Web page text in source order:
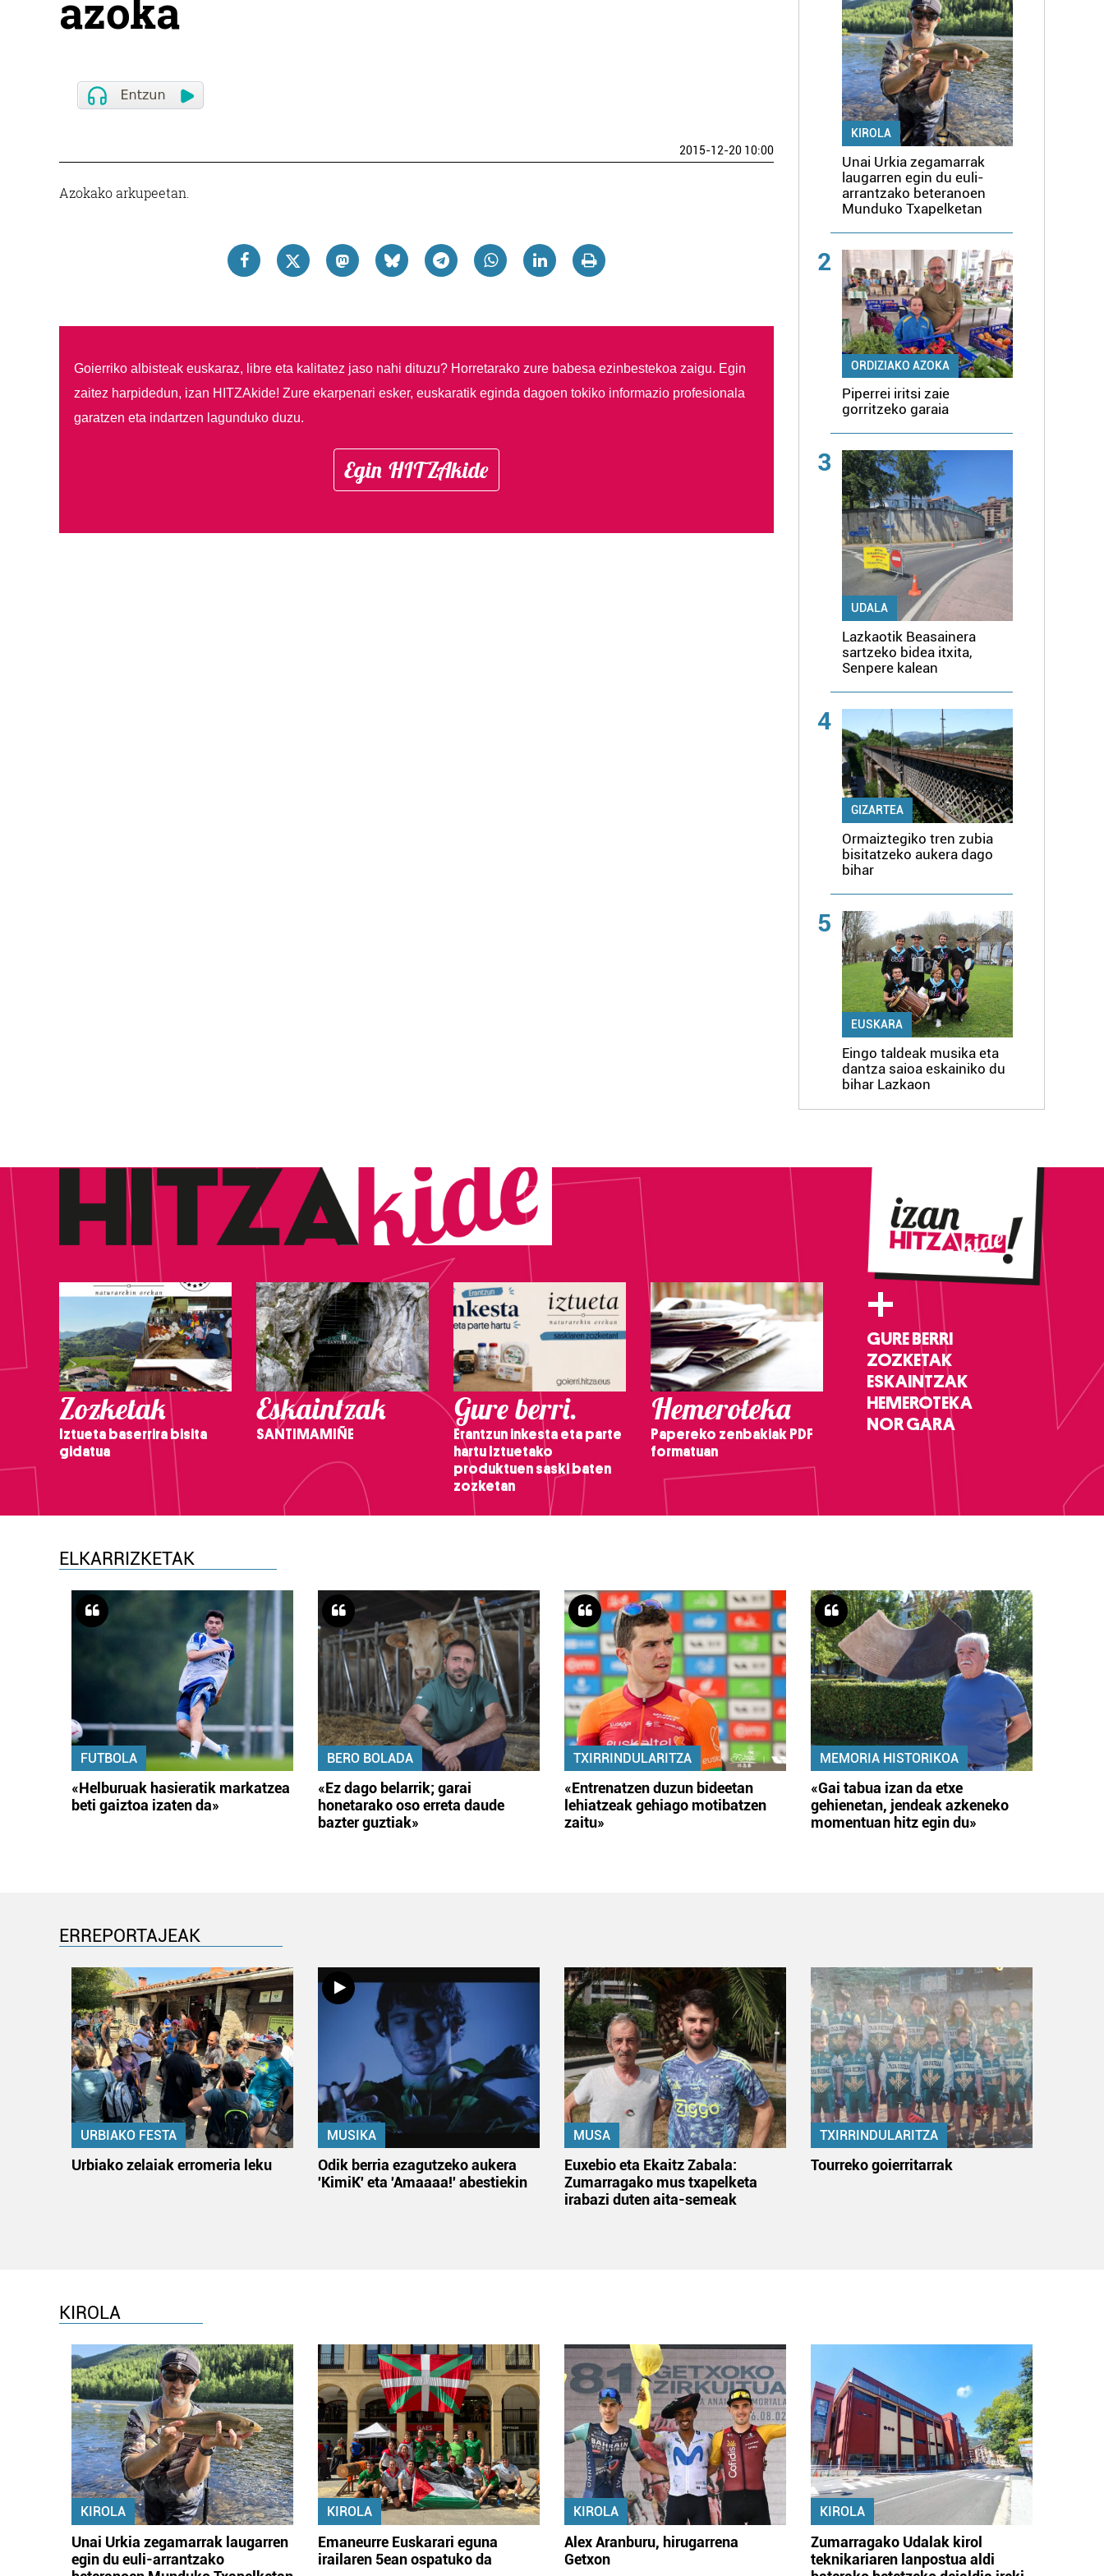
azoka
2015-12-20 10:00
Azokako arkupeetan.
Goierriko albisteak euskaraz, libre eta kalitatez jaso nahi dituzu? Horretarako zure babesa ezinbestekoa zaigu. Egin
zaitez harpidedun, izan HITZAkide! Zure ekarpenari esker, euskaratik eginda dagoen tokiko informazio profesionala
garatzen eta indartzen lagunduko duzu.
Egin HITZAkide
KIROLA
Unai Urkia zegamarrak
laugarren egin du euli-
arrantzako beteranoen
Munduko Txapelketan
2
ORDIZIAKO AZOKA
Piperrei iritsi zaie
gorritzeko garaia
3
UDALA
Lazkaotik Beasainera
sartzeko bidea itxita,
Senpere kalean
4
GIZARTEA
Ormaiztegiko tren zubia
bisitatzeko aukera dago
bihar
5
EUSKARA
Eingo taldeak musika eta
dantza saioa eskainiko du
bihar Lazkaon
Zozketak
Iztueta baserrira bisita
gidatua
Eskaintzak
SANTIMAMIÑE
Gure berri.
Erantzun inkesta eta parte
hartu Iztuetako
produktuen saski baten
zozketan
Hemeroteka
Papereko zenbakiak PDF
formatuan
+
GURE BERRI
ZOZKETAK
ESKAINTZAK
HEMEROTEKA
NOR GARA
ELKARRIZKETAK
FUTBOLA
«Helburuak hasieratik markatzea
beti gaiztoa izaten da»
BERO BOLADA
«Ez dago belarrik; garai
honetarako oso erreta daude
bazter guztiak»
TXIRRINDULARITZA
«Entrenatzen duzun bideetan
lehiatzeak gehiago motibatzen
zaitu»
MEMORIA HISTORIKOA
«Gai tabua izan da etxe
gehienetan, jendeak azkeneko
momentuan hitz egin du»
ERREPORTAJEAK
URBIAKO FESTA
Urbiako zelaiak erromeria leku
MUSIKA
Odik berria ezagutzeko aukera
'KimiK' eta 'Amaaaa!' abestiekin
MUSA
Euxebio eta Ekaitz Zabala:
Zumarragako mus txapelketa
irabazi duten aita-semeak
TXIRRINDULARITZA
Tourreko goierritarrak
KIROLA
KIROLA
Unai Urkia zegamarrak laugarren
egin du euli-arrantzako
KIROLA
Emaneurre Euskarari eguna
irailaren 5ean ospatuko da
KIROLA
Alex Aranburu, hirugarrena
Getxon
KIROLA
Zumarragako Udalak kirol
teknikariaren lanpostua aldi